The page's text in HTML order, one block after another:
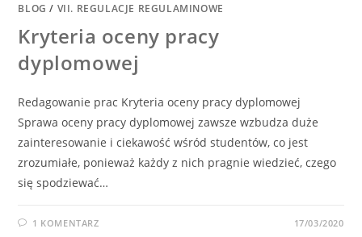
BLOG / VII. REGULACJE REGULAMINOWE
Kryteria oceny pracy
dyplomowej
Redagowanie prac Kryteria oceny pracy dyplomowej
Sprawa oceny pracy dyplomowej zawsze wzbudza duże
zainteresowanie i ciekawość wśród studentów, co jest
zrozumiałe, ponieważ każdy z nich pragnie wiedzieć, czego
się spodziewać…
1 KOMENTARZ 17/03/2020